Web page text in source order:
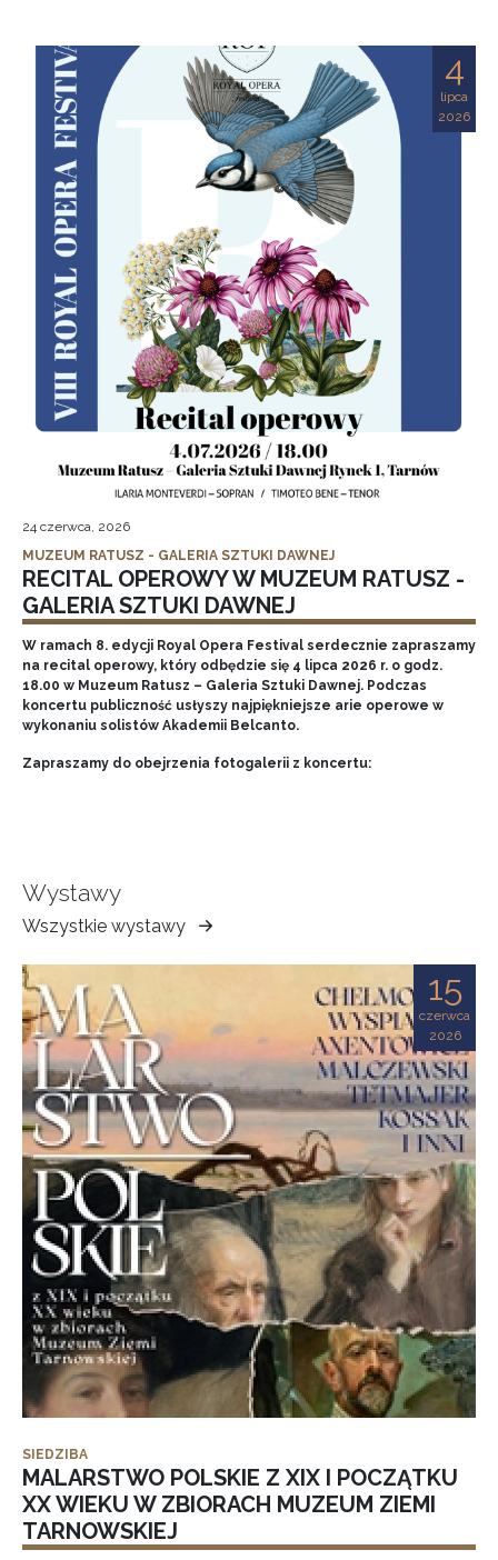
4
lipca
2026
24 czerwca, 2026
MUZEUM RATUSZ - GALERIA SZTUKI DAWNEJ
RECITAL OPEROWY W MUZEUM RATUSZ -
GALERIA SZTUKI DAWNEJ
W ramach 8. edycji Royal Opera Festival serdecznie zapraszamy
na recital operowy, który odbędzie się 4 lipca 2026 r. o godz.
18.00 w Muzeum Ratusz – Galeria Sztuki Dawnej. Podczas
koncertu publiczność usłyszy najpiękniejsze arie operowe w
wykonaniu solistów Akademii Belcanto.
Zapraszamy do obejrzenia fotogalerii z koncertu:
Wystawy
Wszystkie wystawy
Muzeum
Ziemi
Tarnowskiej
15
czerwca
2026
SIEDZIBA
MALARSTWO POLSKIE Z XIX I POCZĄTKU
XX WIEKU W ZBIORACH MUZEUM ZIEMI
TARNOWSKIEJ